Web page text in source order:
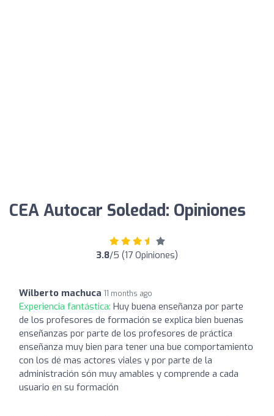
CEA Autocar Soledad: Opiniones
3.8/5 (17 Opiniones)
Wilberto machuca 11 months ago
Experiencia fantástica: Huy buena enseñanza por parte
de los profesores de formación se explica bien buenas
enseñanzas por parte de los profesores de práctica
enseñanza muy bien para tener una bue comportamiento
con los dé mas actores viales y por parte de la
administración són muy amables y comprende a cada
usuario en su formación